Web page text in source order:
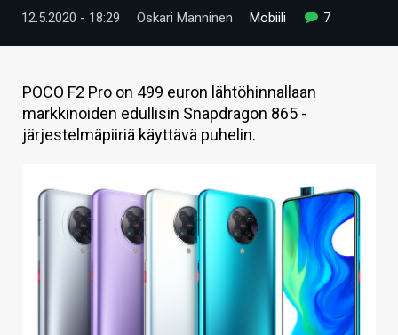
TIETOA
KAUPPA
VAIHDA TEEMA
HAKU
12.5.2020 - 18:29 Oskari Manninen Mobiili 7
POCO F2 Pro on 499 euron lähtöhinnallaan
markkinoiden edullisin Snapdragon 865 -
järjestelmäpiiriä käyttävä puhelin.